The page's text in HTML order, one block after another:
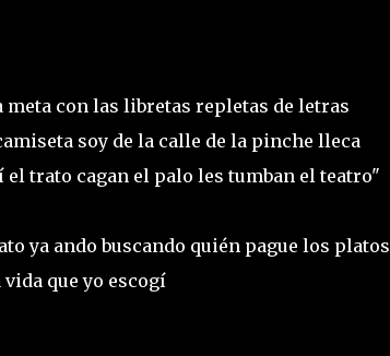
con las libretas repletas de letras
soy de la calle de la pinche lleca
trato cagan el palo les tumban el teatro"
ya ando buscando quién pague los platos
que yo escogí